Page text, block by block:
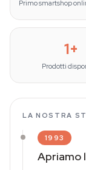
Primo smartshop
1+
Prodotti
LA NOSTRA
1993
Apriamo